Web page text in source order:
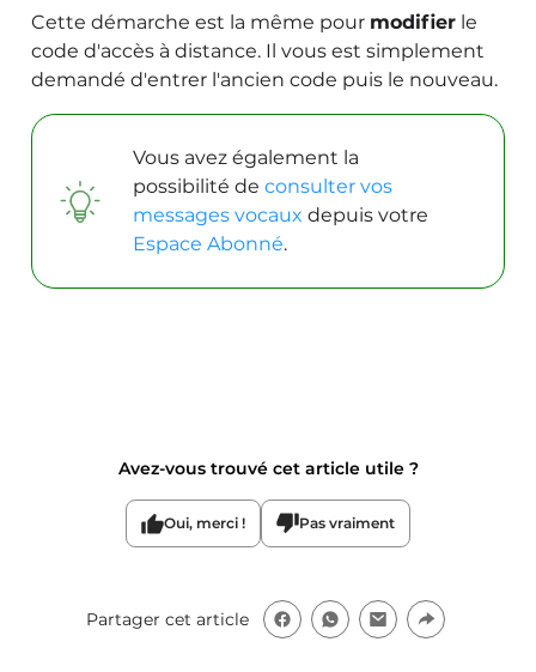
Cette démarche est la même pour modifier le
code d'accès à distance. Il vous est simplement
demandé d'entrer l'ancien code puis le nouveau.
Vous avez également la
possibilité deconsulter vos
messages vocaux depuis votre
Espace Abonné.
Avez-vous trouvé cet article utile ?
Oui, merci ! Pas vraiment
Partager cet article